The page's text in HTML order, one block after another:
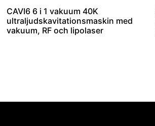
CAVI6 6 i 1 vakuum 40K
ultraljudskavitationsmaskin med
vakuum, RF och lipolaser